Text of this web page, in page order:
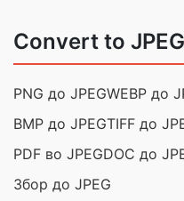
Convert to JPEG
PNG до JPEGWEBP до
BMP до JPEGTIFF до
PDF во JPEGDOC до
Збор до JPEG